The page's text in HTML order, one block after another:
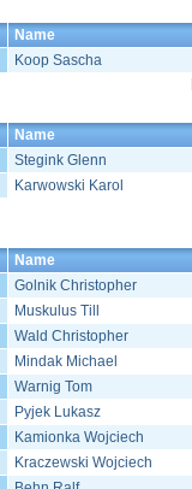
Name
Koop Sascha
Name
Stegink Glenn
Karwowski Karol
Name
Golnik Christopher
Muskulus Till
Wald Christopher
Mindak Michael
Warnig Tom
Pyjek Lukasz
Kamionka Wojciech
Kraczewski Wojciech